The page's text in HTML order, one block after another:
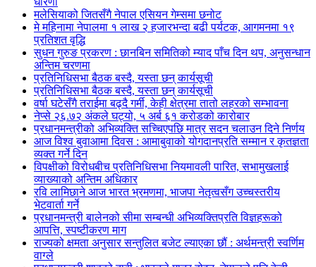
मलेसियाको जितसँगै नेपाल एसियन गेम्समा छनोट
मे महिनामा नेपालमा १ लाख २ हजारभन्दा बढी पर्यटक, आगमनमा १९
प्रतिशत वृद्धि
सुधन गुरुङ प्रकरण : छानबिन समितिको म्याद पाँच दिन थप, अनुसन्धान
अन्तिम चरणमा
प्रतिनिधिसभा बैठक बस्दै, यस्ता छन् कार्यसूची
प्रतिनिधिसभा बैठक बस्दै, यस्ता छन् कार्यसूची
वर्षा घटेसँगै तराईमा बढ्दै गर्मी, केही क्षेत्रमा तातो लहरको सम्भावना
नेप्से २६.७२ अंकले घट्यो, ५ अर्ब ६१ करोडको कारोबार
प्रधानमन्त्रीको अभिव्यक्ति सच्चिएपछि मात्र सदन चलाउन दिने निर्णय
आज विश्व बुवाआमा दिवस : आमाबुवाको योगदानप्रति सम्मान र कृतज्ञता
व्यक्त गर्ने दिन
विपक्षीको विरोधबीच प्रतिनिधिसभा नियमावली पारित, सभामुखलाई
व्याख्याको अन्तिम अधिकार
रवि लामिछाने आज भारत भ्रमणमा, भाजपा नेतृत्वसँग उच्चस्तरीय
भेटवार्ता गर्ने
प्रधानमन्त्री बालेनको सीमा सम्बन्धी अभिव्यक्तिप्रति विज्ञहरूको
आपत्ति, स्पष्टीकरण माग
राज्यको क्षमता अनुसार सन्तुलित बजेट ल्याएका छौं : अर्थमन्त्री स्वर्णिम
वाग्ले